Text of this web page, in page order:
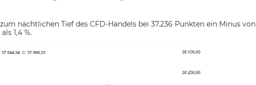
nächtlichen Tief des CFD-Handels bei 37.236 Punkten ein Minus von
1,4 %.